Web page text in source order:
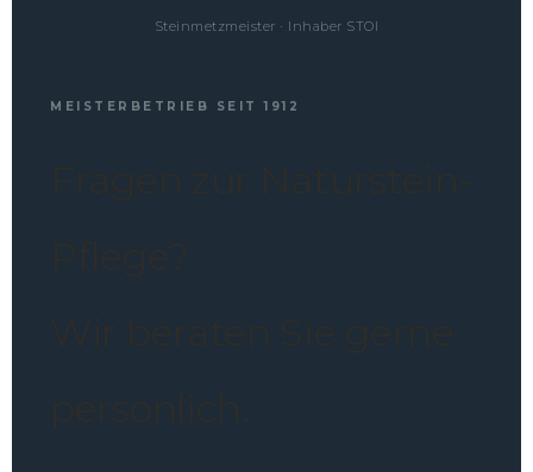
MEISTERBETRIEB SEIT 1912
Steinmetzmeister · Inhaber STOI